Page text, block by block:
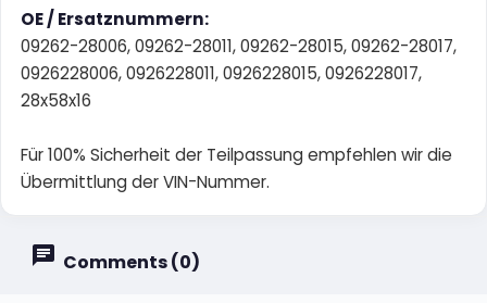
OE / Ersatznummern:
09262-28006, 09262-28011, 09262-28015, 09262-28017,
0926228006, 0926228011, 0926228015, 0926228017,
28x58x16
Für 100% Sicherheit der Teilpassung empfehlen wir die
Übermittlung der VIN-Nummer.
Comments (0)